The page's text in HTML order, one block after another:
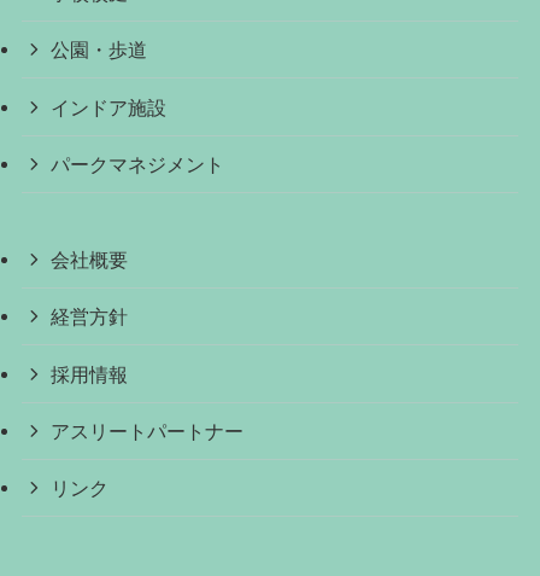
公園・歩道
インドア施設
パークマネジメント
会社概要
経営方針
採用情報
アスリートパートナー
リンク